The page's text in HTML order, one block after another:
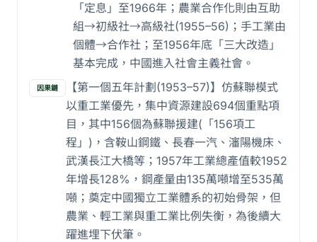
「定息」至1966年；農業合作化則由互助
組→初級社→高級社(1955–56)；手工業由
個體→合作社；至1956年底「三大改造」
基本完成，中國進入社會主義社會。
因果鏈
【第一個五年計劃(1953–57)】仿蘇聯模式
以重工業優先，集中資源建設694個重點項
目，其中156個為蘇聯援建(「156項工
程」)，含鞍山鋼鐵、長春一汽、瀋陽機床、
武漢長江大橋等；1957年工業總產值較1952
年增長128%，鋼產量由135萬噸增至535萬
噸；奠定中國獨立工業體系的初始骨架，但
農業、輕工業與重工業比例失衡，為後續大
躍進埋下伏筆。